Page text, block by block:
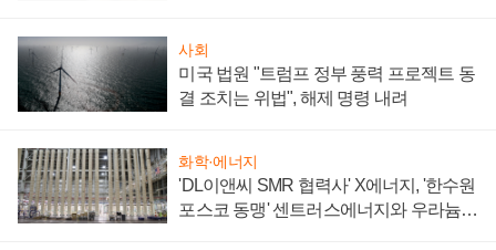
사회
미국 법원 "트럼프 정부 풍력 프로젝트 동
결 조치는 위법", 해제 명령 내려
화학·에너지
'DL이앤씨 SMR 협력사' X에너지, '한수원
포스코 동맹' 센트러스에너지와 우라늄